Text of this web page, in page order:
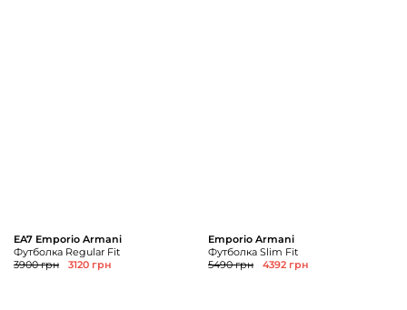
EA7 Emporio Armani
Футболка Regular Fit
3900 грн
3120 грн
Emporio Armani
Футболка Slim Fit
5490 грн
4392 грн